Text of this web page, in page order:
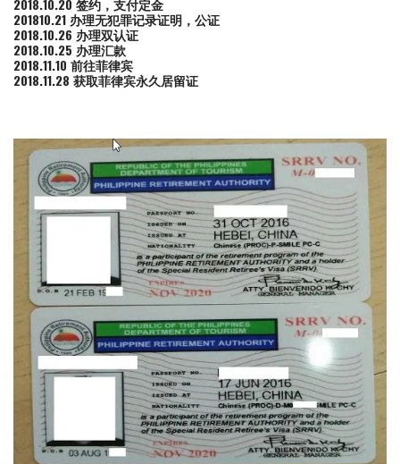
2018.10.20 签约，支付定金
201810.21 办理无犯罪记录证明，公证
2018.10.26 办理双认证
2018.10.25 办理汇款
2018.11.10 前往菲律宾
2018.11.28 获取菲律宾永久居留证